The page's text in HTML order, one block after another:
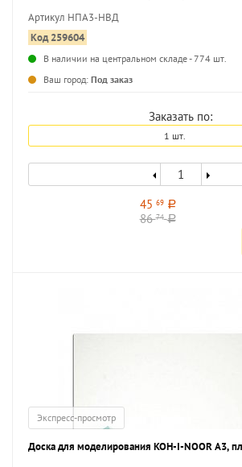
Артикул НПА3-НВД
Код 259604
В наличии на центральном складе - 774 шт.
Ваш город: Под заказ
Заказать по:
1 шт.
45 69 a
8674 a
Экспресс-просмотр
Доска для моделирования KOH-I-NOOR А3,